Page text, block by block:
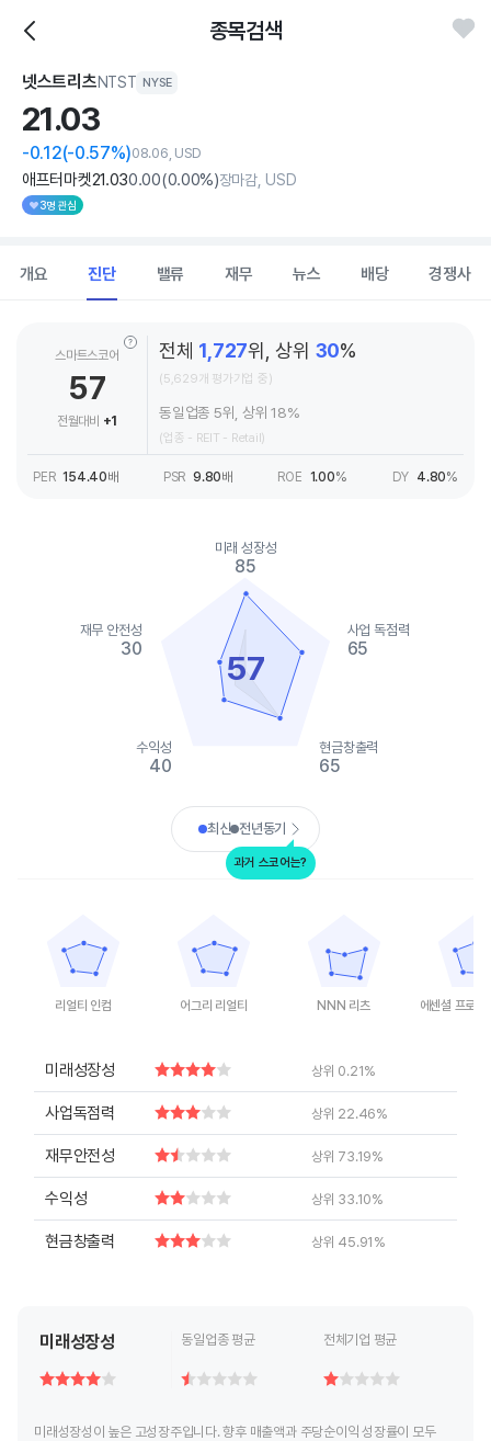
종목검색
넷스트리츠NTST NYSE
21.03
-0.12(-0.57%)08.06, USD
애프터마켓21.030.00(0.00%)장마감, USD
3명 관심
개요 진단 밸류 재무 뉴스 배당 경쟁사
스마트스코어
57
전월대비 +1
전체 1,727위, 상위 30%
(5,629개 평가기업 중)
동일업종 5위, 상위 18%
(업종 - REIT - Retail)
PER 154.40배 PSR 9.80배 ROE 1.00% DY 4.80%
The chart has 1 Y axis displaying values. Data ranges from 0
57
미래 성장성
85
사업 독점력
65
현금창출력
65
수익성
40
재무 안전성
30
End of interactive chart.
최신 전년동기
과거 스코어는?
The chart has 1 X axis displaying categories.
The chart has 1 Y axis displaying values. Data ranges from 40
리얼티 인컴
The chart has 1 X axis displaying categories.
The chart has 1 Y axis displaying values.
어그리 리얼티
NNN 리츠
The chart has 1 X axis
The chart has 1 Y axis
NNN 리츠
The
The
미래성장성 상위 0.21%
사업독점력 상위 22.46%
재무안전성 상위 73.19%
수익성 상위 33.10%
현금창출력 상위 45.91%
미래성장성 동일업종 평균 전체기업 평균
미래성장성이 높은 고성장주입니다. 향후 매출액과 주당순이익 성장률이 모두